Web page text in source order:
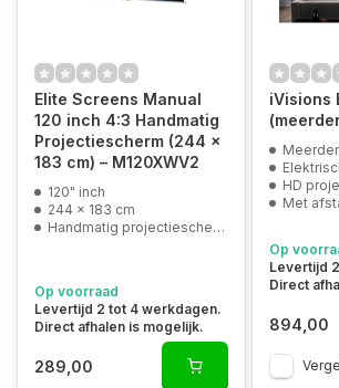
Elite Screens Manual
120 inch 4:3 Handmatig
Projectiescherm (244 x
183 cm) – M120XWV2
120" inch
244 x 183 cm
Handmatig projectiescherm
Op voorraad
Levertijd 2 tot 4 werkdagen.
Direct afhalen is mogelijk.
289,00
iVisions
HD
Met
Op
Levertijd
Direct
894,00